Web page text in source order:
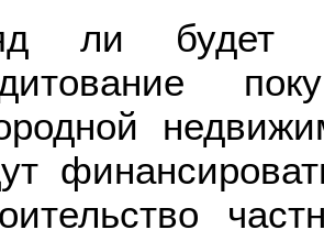
ли будет